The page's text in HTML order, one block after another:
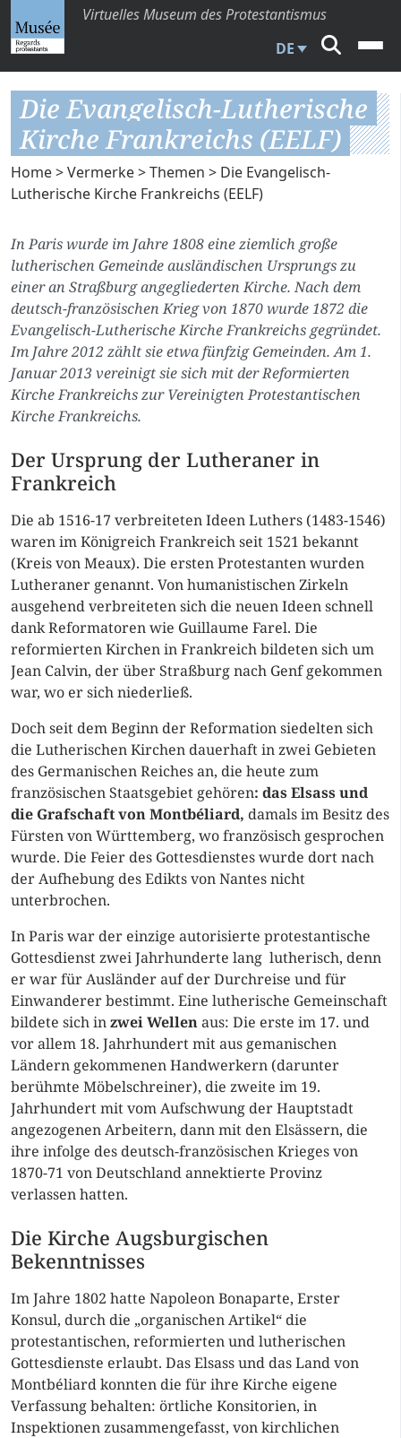
Virtuelles Museum des Protestantismus
DE
Die Evangelisch-Lutherische
Kirche Frankreichs (EELF)
Home>Vermerke>Themen > Die Evangelisch-
Lutherische Kirche Frankreichs (EELF)
In Paris wurde im Jahre 1808 eine ziemlich große
lutherischen Gemeinde ausländischen Ursprungs zu
einer an Straßburg angegliederten Kirche. Nach dem
deutsch-französischen Krieg von 1870 wurde 1872 die
Evangelisch-Lutherische Kirche Frankreichs gegründet.
Im Jahre 2012 zählt sie etwa fünfzig Gemeinden. Am 1.
Januar 2013 vereinigt sie sich mit der Reformierten
Kirche Frankreichs zur Vereinigten Protestantischen
Kirche Frankreichs.
Der Ursprung der Lutheraner in
Frankreich
Die ab 1516-17 verbreiteten Ideen Luthers (1483-1546)
waren im Königreich Frankreich seit 1521 bekannt
(Kreis von Meaux). Die ersten Protestanten wurden
Lutheraner genannt. Von humanistischen Zirkeln
ausgehend verbreiteten sich die neuen Ideen schnell
dank Reformatoren wie Guillaume Farel. Die
reformierten Kirchen in Frankreich bildeten sich um
Jean Calvin, der über Straßburg nach Genf gekommen
war, wo er sich niederließ.
Doch seit dem Beginn der Reformation siedelten sich
die Lutherischen Kirchen dauerhaft in zwei Gebieten
des Germanischen Reiches an, die heute zum
französischen Staatsgebiet gehören: das Elsass und
die Grafschaft von Montbéliard, damals im Besitz des
Fürsten von Württemberg, wo französisch gesprochen
wurde. Die Feier des Gottesdienstes wurde dort nach
der Aufhebung des Edikts von Nantes nicht
unterbrochen.
In Paris war der einzige autorisierte protestantische
Gottesdienst zwei Jahrhunderte lang lutherisch, denn
er war für Ausländer auf der Durchreise und für
Einwanderer bestimmt. Eine lutherische Gemeinschaft
bildete sich inzwei Wellenaus: Die erste im 17. und
vor allem 18. Jahrhundert mit aus gemanischen
Ländern gekommenen Handwerkern (darunter
berühmte Möbelschreiner), die zweite im 19.
Jahrhundert mit vom Aufschwung der Hauptstadt
angezogenen Arbeitern, dann mit den Elsässern, die
ihre infolge des deutsch-französischen Krieges von
1870-71 von Deutschland annektierte Provinz
verlassen hatten.
Die Kirche Augsburgischen
Bekenntnisses
Im Jahre 1802 hatte Napoleon Bonaparte, Erster
Konsul, durch die „organischen Artikel“ die
protestantischen, reformierten und lutherischen
Gottesdienste erlaubt. Das Elsass und das Land von
Montbéliard konnten die für ihre Kirche eigene
Verfassung behalten: örtliche Konsitorien, in
Inspektionen zusammengefasst, von kirchlichen